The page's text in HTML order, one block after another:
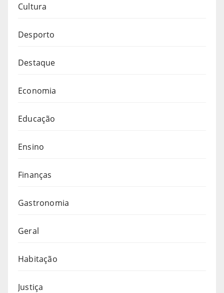
Cultura
Desporto
Destaque
Economia
Educação
Ensino
Finanças
Gastronomia
Geral
Habitação
Justiça